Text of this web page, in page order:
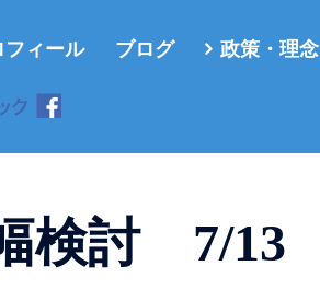
フィール ブログ 政策・理念
検討 7/13